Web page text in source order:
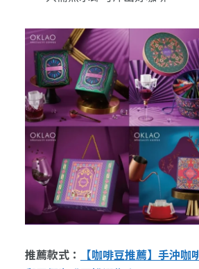
推薦款式：
【咖啡豆推薦】手沖咖